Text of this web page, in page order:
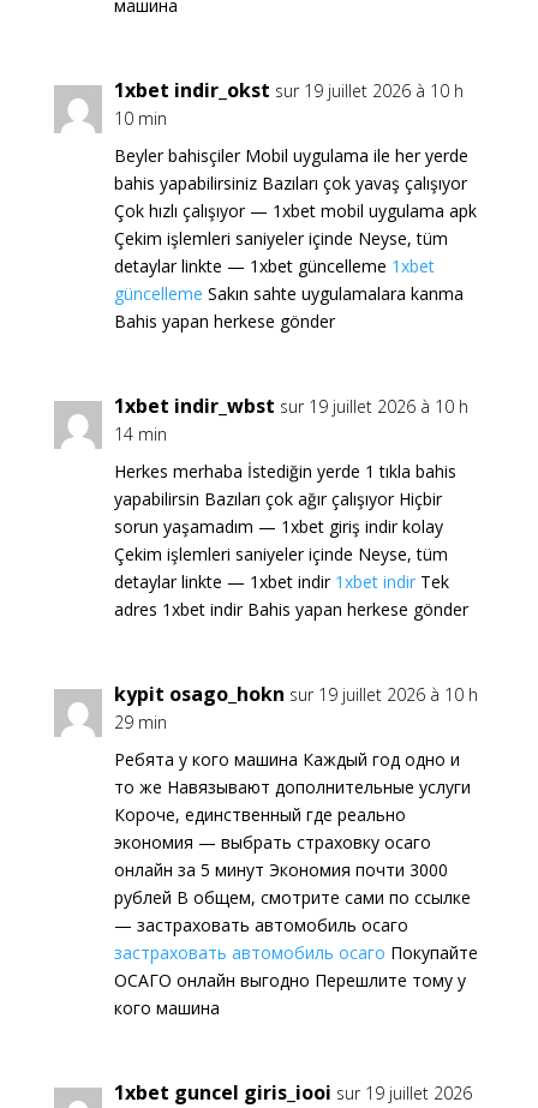
машина
1xbet indir_okst sur 19 juillet 2026 à 10 h
10 min
Beyler bahisçiler Mobil uygulama ile her yerde
bahis yapabilirsiniz Bazıları çok yavaş çalışıyor
Çok hızlı çalışıyor — 1xbet mobil uygulama apk
Çekim işlemleri saniyeler içinde Neyse, tüm
detaylar linkte — 1xbet güncelleme 1xbet
güncelleme Sakın sahte uygulamalara kanma
Bahis yapan herkese gönder
1xbet indir_wbst sur 19 juillet 2026 à 10 h
14 min
Herkes merhaba İstediğin yerde 1 tıkla bahis
yapabilirsin Bazıları çok ağır çalışıyor Hiçbir
sorun yaşamadım — 1xbet giriş indir kolay
Çekim işlemleri saniyeler içinde Neyse, tüm
detaylar linkte — 1xbet indir 1xbet indirTek
adres 1xbet indir Bahis yapan herkese gönder
kypit osago_hokn sur 19 juillet 2026 à 10 h
29 min
Ребята у кого машина Каждый год одно и
то же Навязывают дополнительные услуги
Короче, единственный где реально
экономия — выбрать страховку осаго
онлайн за 5 минут Экономия почти 3000
рублей В общем, смотрите сами по ссылке
— застраховать автомобиль осаго
застраховать автомобиль осаго Покупайте
ОСАГО онлайн выгодно Перешлите тому у
кого машина
1xbet guncel giris_iooi sur 19 juillet 2026